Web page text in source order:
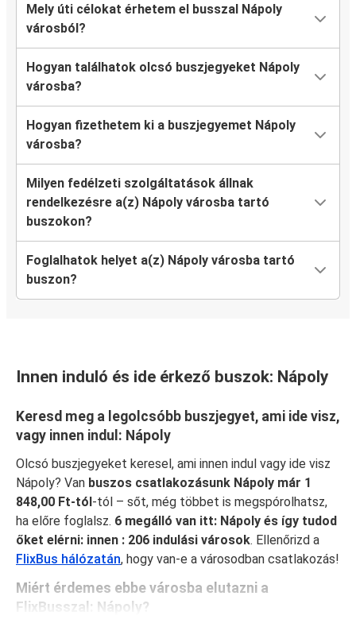
Mely úti célokat érhetem el busszal Nápoly
városból?
Hogyan találhatok olcsó buszjegyeket Nápoly
városba?
Hogyan fizethetem ki a buszjegyemet Nápoly
városba?
Milyen fedélzeti szolgáltatások állnak
rendelkezésre a(z) Nápoly városba tartó
buszokon?
Foglalhatok helyet a(z) Nápoly városba tartó
buszon?
Innen induló és ide érkező buszok: Nápoly
Keresd meg a legolcsóbb buszjegyet, ami ide visz,
vagy innen indul: Nápoly
Olcsó buszjegyeket keresel, ami innen indul vagy ide visz
Nápoly? Van buszos csatlakozásunk Nápoly már 1
848,00 Ft-tól-tól – sőt, még többet is megspórolhatsz,
ha előre foglalsz. 6 megálló van itt: Nápoly és így tudod
őket elérni: innen : 206 indulási városok. Ellenőrizd a
FlixBus hálózatán, hogy van-e a városodban csatlakozás!
Miért érdemes ebbe városba elutazni a
FlixBusszal: Nápoly?